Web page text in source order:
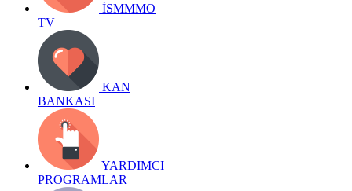
İSMMMO
TV
KAN
BANKASI
YARDIMCI
PROGRAMLAR